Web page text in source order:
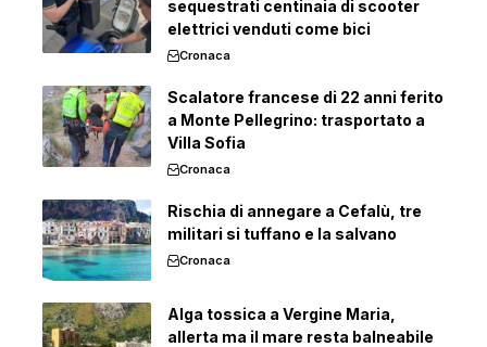
sequestrati centinaia di scooter
elettrici venduti come bici
Cronaca
Scalatore francese di 22 anni ferito
a Monte Pellegrino: trasportato a
Villa Sofia
Cronaca
Rischia di annegare a Cefalù, tre
militari si tuffano e la salvano
Cronaca
Alga tossica a Vergine Maria,
allerta ma il mare resta balneabile